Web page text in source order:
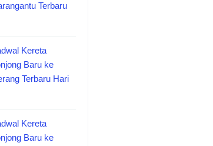
Terbaru
Kereta
Baru ke
Terbaru Hari
Kereta
Baru ke